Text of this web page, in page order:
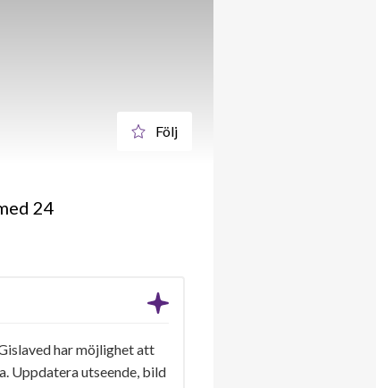
Följ
24
har möjlighet att
Uppdatera utseende, bild